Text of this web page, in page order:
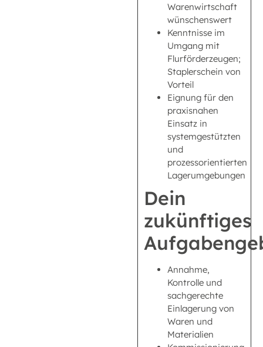
Warenwirtschaft
wünschenswert
Kenntnisse im
Umgang mit
Flurförderzeugen;
Staplerschein von
Vorteil
Eignung für den
praxisnahen
Einsatz in
systemgestützten
und
prozessorientierten
Lagerumgebungen
Dein
zukünftiges
Annahme,
Kontrolle und
sachgerechte
Einlagerung von
Waren und
Materialien